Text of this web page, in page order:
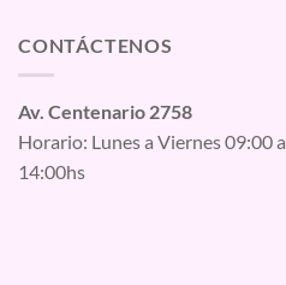
CONTÁCTENOS
Av. Centenario 2758
Horario: Lunes a Viernes 09:00 a
14:00hs